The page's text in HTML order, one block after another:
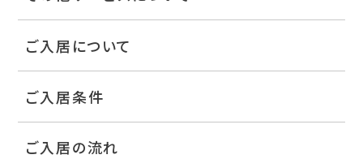
ご入居について
ご入居条件
ご入居の流れ